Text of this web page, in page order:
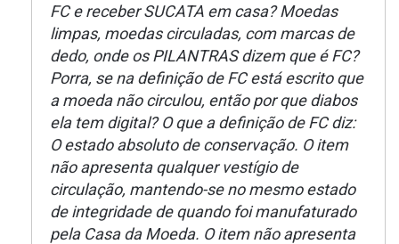
FC e receber SUCATA em casa? Moedas
limpas, moedas circuladas, com marcas de
dedo, onde os PILANTRAS dizem que é FC?
Porra, se na definição de FC está escrito que
a moeda não circulou, então por que diabos
ela tem digital? O que a definição de FC diz:
O estado absoluto de conservação. O item
não apresenta qualquer vestígio de
circulação, mantendo-se no mesmo estado
de integridade de quando foi manufaturado
pela Casa da Moeda. O item não apresenta